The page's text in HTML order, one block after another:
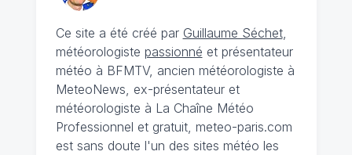
Ce site a été créé par Guillaume Séchet,
météorologiste passionné et présentateur
météo à BFMTV, ancien météorologiste à
MeteoNews, ex-présentateur et
météorologiste à La Chaîne Météo
Professionnel et gratuit, meteo-paris.com
est sans doute l'un des sites météo les